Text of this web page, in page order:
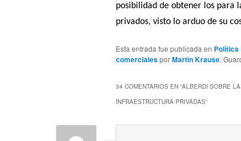
posibilidad de obtener los para
privados, visto lo arduo de su
Esta entrada fue publicada en Política
comercialesporMartin Krause.
34 COMENTARIOS EN “ALBERDI SOBRE
INFRAESTRUCTURA PRIVADAS”